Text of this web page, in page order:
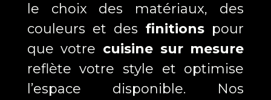
le choix des matériaux, des
couleurs et des finitionspour
que votre cuisine sur mesure
reflète votre style et optimise
l’espace disponible. Nos